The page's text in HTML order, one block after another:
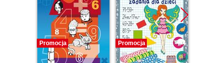
Promocja Promocja